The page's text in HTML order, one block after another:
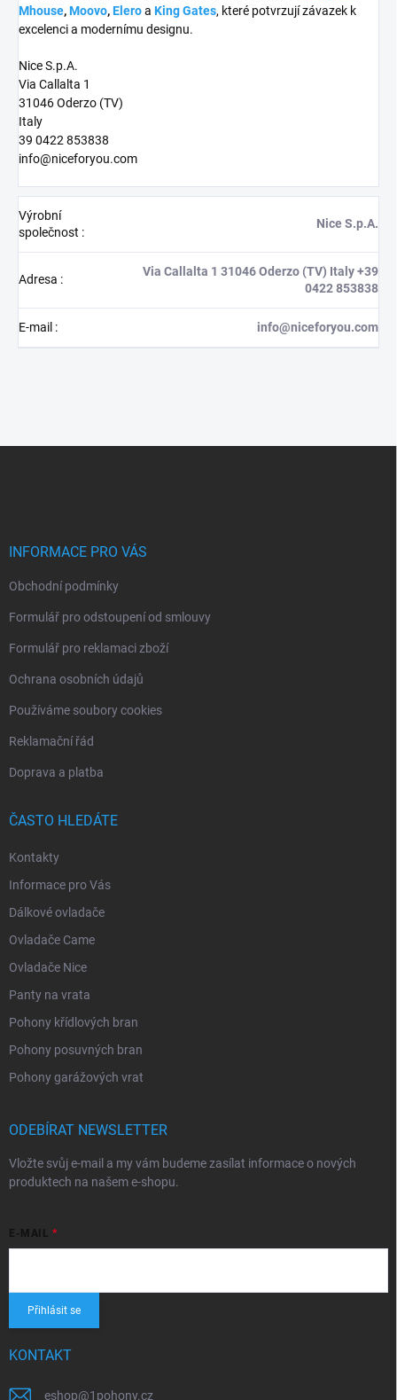
Mhouse,Moovo,Eleroa King Gates, které potvrzují závazek k
excelenci a modernímu designu.
Nice S.p.A.
Via Callalta 1
31046 Oderzo (TV)
Italy
39 0422 853838
info@niceforyou.com
Výrobní
společnost :
Nice S.p.A.
Adresa :
Via Callalta 1 31046 Oderzo (TV) Italy +39
0422 853838
E-mail : info@niceforyou.com
INFORMACE PRO VÁS
Obchodní podmínky
Formulář pro odstoupení od smlouvy
Formulář pro reklamaci zboží
Ochrana osobních údajů
Používáme soubory cookies
Reklamační řád
Doprava a platba
ČASTO HLEDÁTE
Kontakty
Informace pro Vás
Dálkové ovladače
Ovladače Came
Ovladače Nice
Panty na vrata
Pohony křídlových bran
Pohony posuvných bran
Pohony garážových vrat
ODEBÍRAT NEWSLETTER
Vložte svůj e-mail a my vám budeme zasílat informace o nových
produktech na našem e-shopu.
E-MAIL
Přihlásit se
KONTAKT
eshop@1pohony.cz